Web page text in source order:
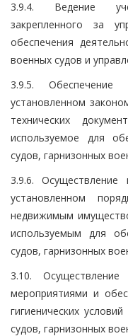
3.9.4. Ведение
закрепленного за
обеспечения
военных судов и
3.9.5. Обеспечение
установленном
технических
используемое для
судов, гарнизонных
3.9.6.
установленном
недвижимым
используемым для
судов, гарнизонных
3.10.
мероприятиями и
гигиенических
судов, гарнизонных